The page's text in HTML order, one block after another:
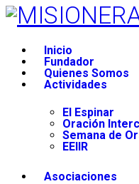
Inicio
Fundador
Quienes Somos
Actividades
El Espinar
Oración
Semana de
EEIIR
Asociaciones